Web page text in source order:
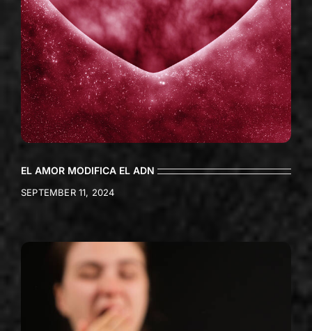
EL AMOR MODIFICA EL ADN
SEPTEMBER 11, 2024